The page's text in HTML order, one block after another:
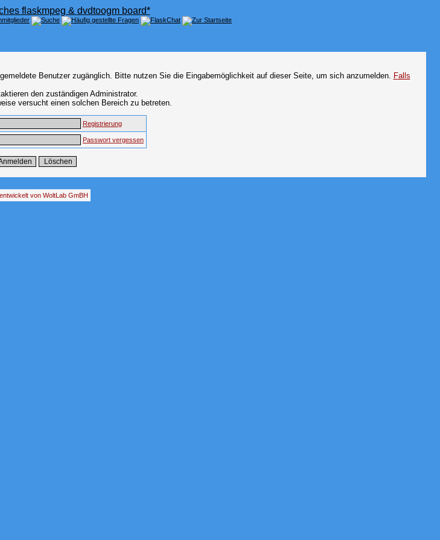
Benutzer zugänglich. Bitte nutzen Sie die Eingabemöglichkeit auf dieser Seite, um sich anzumelden. Falls
den zuständigen Administrator.
versucht einen solchen Bereich zu betreten.
Registrierung
Passwort vergessen
von WoltLab GmBH